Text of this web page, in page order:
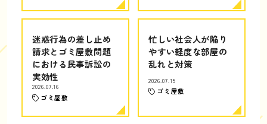
迷惑行為の差し止め
請求とゴミ屋敷問題
における民事訴訟の
実効性
2026.07.16
ゴミ屋敷
忙しい社会人が陥り
やすい軽度な部屋の
乱れと対策
2026.07.15
ゴミ屋敷